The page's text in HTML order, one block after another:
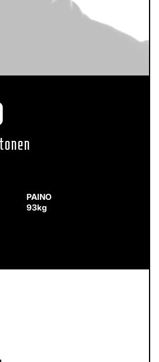
93kg